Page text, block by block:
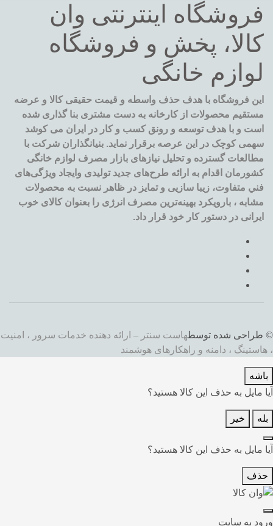
فروشگاه اینترنتی وان
کالا، پخش و فروشگاه
لوازم خانگی
این فروشگاه با هدف حذف واسطه و قیمت حقیقی کالا و عرضه
مستقیم محصولات از کارخانه به دست مشتری بنا گذاری شده
است و با هدف توسعه و رونق کسب و کار در ایران می کوشد
سهمی کوچک در این عرصه برقرار نماید. بنیانگذاران شرکت با
مطالعات گسترده و تحليل نيازهای بازار مصرف لوازم خانگی
کشورمان اقدام به ارائه طرح‌های جديد تولیدی وایجاد ويژگی‌های
فني متفاوت، زيبا سازيی و تمايز در ظاهر نسبت به محصولات
مشابه ، بارویکرد بهینه‌ترین مصرف انرژی را بعنوان کالای خوب
ایرانی در دستور کار خود قرار داد.
© طراحی شده توسطهاست سنتر – ارائه دهنده خدمات سرور ، امنیت
، هاستینگ ، دامنه و راهکارهای هوشمند
باشه
آیا مایل به حذف این کالا هستید؟
بله خیر
آیا مایل به حذف این کالا هستید؟
حذف
ورود به سایت